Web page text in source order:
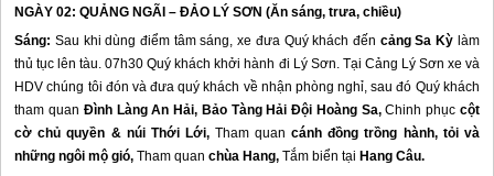
NGÀY 02: QUẢNG NGÃI –ĐẢO LÝ SƠN (Ăn sáng, trưa, chiều)
Sáng: Sau khi dùng điểm tâm sáng, xe đưa Quý khách đến cảng Sa Kỳ làm
thủ tục lên tàu. 07h30 Quý khách khởi hành đi Lý Sơn. Tại Cảng Lý Sơn xe và
HDV chúng tôi đón và đưa quý khách về nhận phòng nghỉ, sau đó Quý khách
tham quan Đình Làng An Hải, Bảo Tàng Hải Đội Hoàng Sa,Chinh phục cột
cờ chủ quyền & núi Thới Lới, Tham quancánh đồng trồng hành, tỏi và
những ngôi mộ gió,Tham quanchùa Hang,Tắm biển tại Hang Câu.